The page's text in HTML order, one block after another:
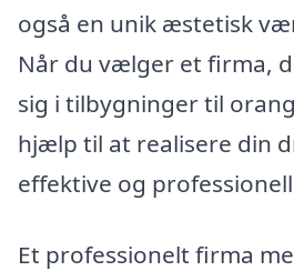
også en unik æstetisk
Når du vælger et firma,
sig i tilbygninger til
hjælp til at realisere din
effektive og
Et professionelt firma